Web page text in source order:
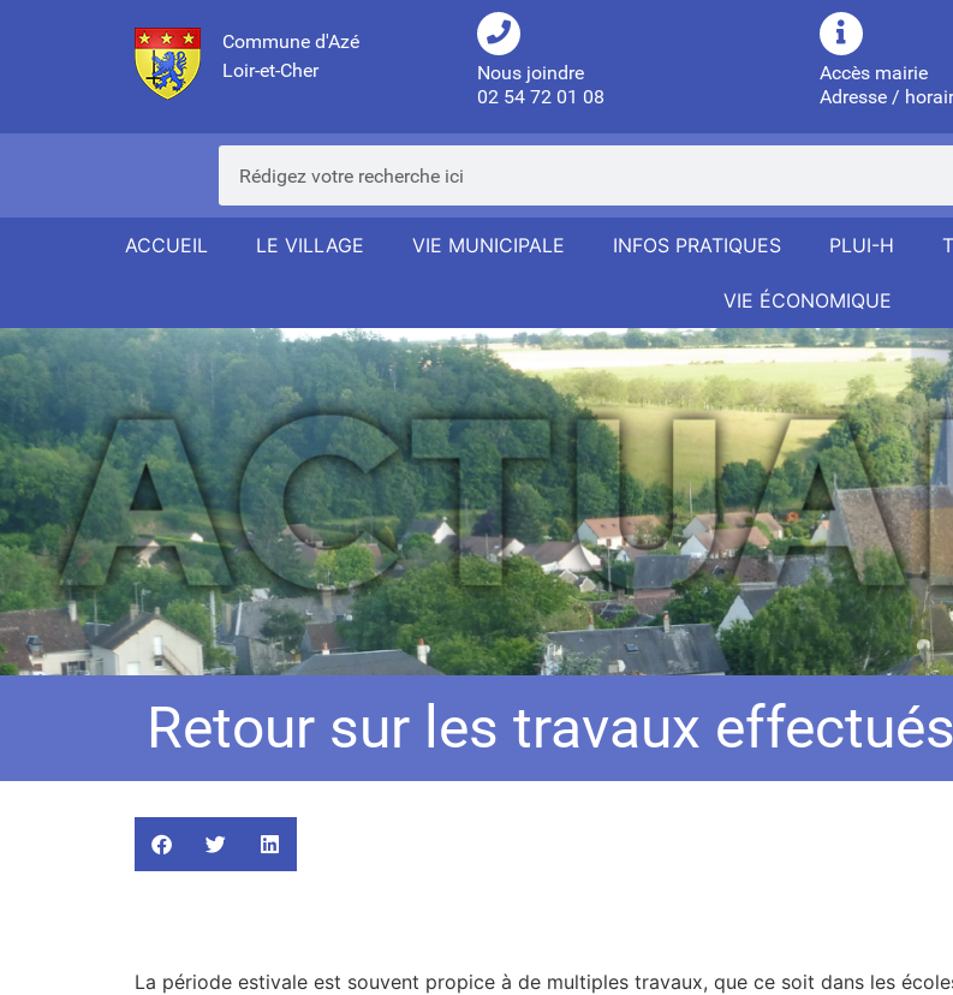
Commune d'Azé
Loir-et-Cher
Nous joindre
02 54 72 01 08
Accès mairie
Adresse /
ACCUEIL LE VILLAGE VIE MUNICIPALE INFOS PRATIQUES PLUI-H
VIE ÉCONOMIQUE
Retour sur les travaux
La période estivale est souvent propice à de multiples travaux, que ce soit dans les